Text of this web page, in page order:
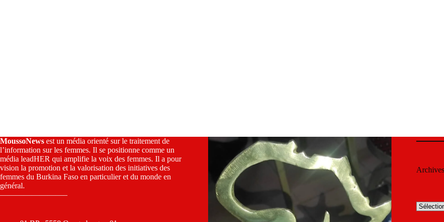
MoussoNews est un média orienté sur le traitement de
l’information sur les femmes. Il se positionne comme un
média leadHER qui amplifie la voix des femmes. Il a pour
vision la promotion et la valorisation des initiatives des
femmes du Burkina Faso en particulier et du monde en
général.
————————–
Archives
Archives